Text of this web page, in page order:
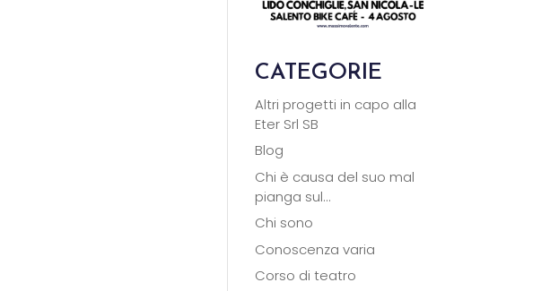
CATEGORIE
Altri progetti in capo alla
Eter Srl SB
Blog
Chi è causa del suo mal
pianga sul…
Chi sono
Conoscenza varia
Corso di teatro